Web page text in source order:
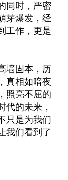
同时，严密
芽爆发，经
工作，更是
墙固本，历
真相如暗夜
照亮不屈的
代的未来，
只是为我们
我们看到了